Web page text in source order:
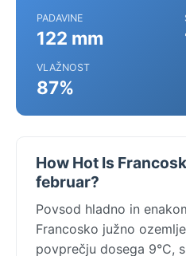
PADAVINE
122 mm
VLAŽNOST
87%
How Hot Is
februar?
Povsod hladno in
Francosko južno
povprečju dosega 9°C,